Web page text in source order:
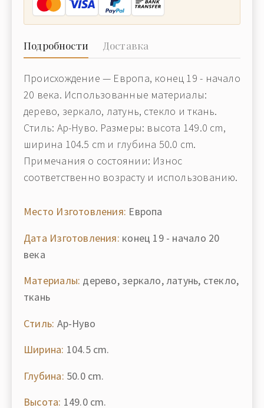
Подробности Доставка
Происхождение — Европа, конец 19 - начало
20 века. Использованные материалы:
дерево, зеркало, латунь, стекло и ткань.
Стиль: Ар-Нуво. Размеры: высота 149.0 cm,
ширина 104.5 cm и глубина 50.0 cm.
Примечания о состоянии: Износ
соответственно возрасту и использованию.
Место Изготовления: Европа
Дата Изготовления: конец 19 - начало 20
века
Материалы: дерево, зеркало, латунь, стекло,
ткань
Стиль: Ар-Нуво
Ширина: 104.5 cm.
Глубина: 50.0 cm.
Высота: 149.0 cm.